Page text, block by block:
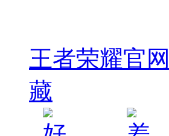
王者荣耀官
藏